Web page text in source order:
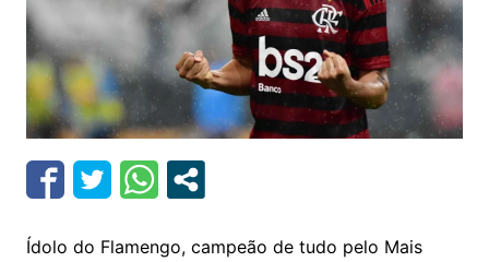
Ídolo do Flamengo, campeão de tudo pelo Mais